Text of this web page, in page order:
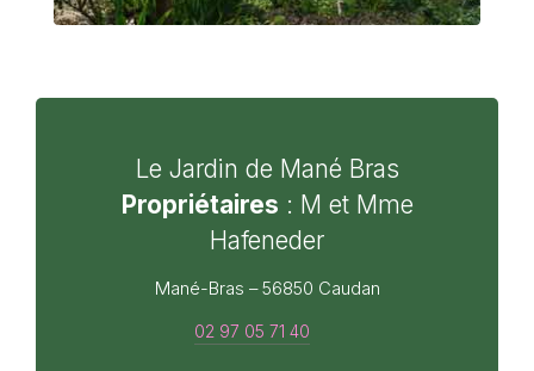
Le Jardin de Mané Bras
Propriétaires : M et Mme
Hafeneder
Mané-Bras – 56850 Caudan
02 97 05 71 40